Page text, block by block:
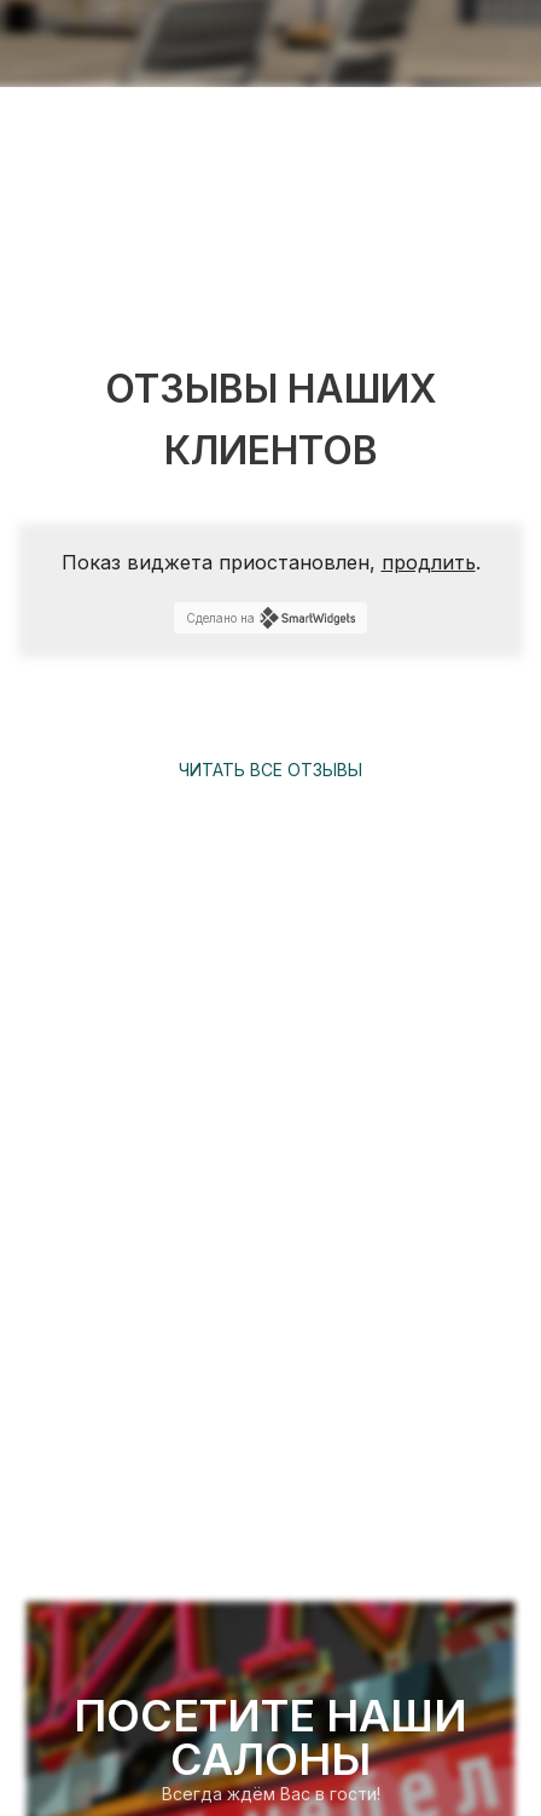
ОТЗЫВЫ НАШИХ
КЛИЕНТОВ
Показ виджета приостановлен, продлить.
Сделано на
ЧИТАТЬ ВСЕ ОТЗЫВЫ
ПОСЕТИТЕ НАШИ
САЛОНЫ
Всегда ждём Вас в гости!